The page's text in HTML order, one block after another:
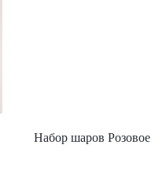
Набор шаров Розовое